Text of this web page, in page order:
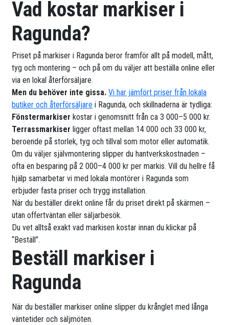
Vad kostar markiser i
Ragunda?
Priset på markiser i Ragunda beror framför allt på modell, mått,
tyg och montering – och på om du väljer att beställa online eller
via en lokal återförsäljare.
Men du behöver inte gissa.Vi har jämfört priser från lokala
butiker och återförsäljare i Ragunda, och skillnaderna är tydliga:
Fönstermarkiser kostar i genomsnitt från ca 3 000–5 000 kr.
Terrassmarkiser ligger oftast mellan 14 000 och 33 000 kr,
beroende på storlek, tyg och tillval som motor eller automatik.
Om du väljer självmontering slipper du hantverkskostnaden –
ofta en besparing på 2 000–4 000 kr per markis. Vill du hellre få
hjälp samarbetar vi med lokala montörer i Ragunda som
erbjuder fasta priser och trygg installation.
När du beställer direkt online får du priset direkt på skärmen –
utan offertväntan eller säljarbesök.
Du vet alltså exakt vad markisen kostar innan du klickar på
“Beställ”.
Beställ markiser i
Ragunda
När du beställer markiser online slipper du krånglet med långa
väntetider och säljmöten.